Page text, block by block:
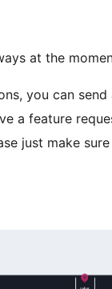
at the
you can send
a feature
just make